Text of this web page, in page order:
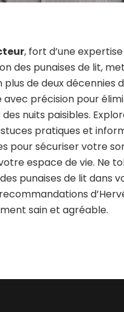
, fort d’une
des punaises de lit,
plus de deux décennies
avec précision pour
nuits paisibles.
pratiques et
pour sécuriser votre
espace de vie. Ne
punaises de lit dans
sain et agréable.